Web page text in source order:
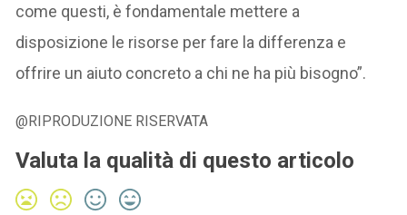
come questi, è fondamentale mettere a
disposizione le risorse per fare la differenza e
offrire un aiuto concreto a chi ne ha più bisogno”.
@RIPRODUZIONE RISERVATA
Valuta la qualità di questo articolo